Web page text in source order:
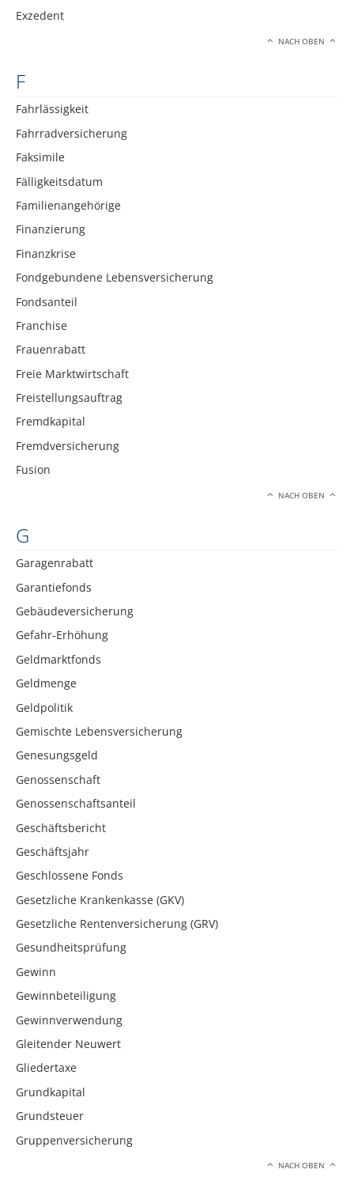
Exzedent
NACH OBEN
F
Fahrlässigkeit
Fahrradversicherung
Faksimile
Fälligkeitsdatum
Familienangehörige
Finanzierung
Finanzkrise
Fondgebundene Lebensversicherung
Fondsanteil
Franchise
Frauenrabatt
Freie Marktwirtschaft
Freistellungsauftrag
Fremdkapital
Fremdversicherung
Fusion
NACH OBEN
G
Garagenrabatt
Garantiefonds
Gebäudeversicherung
Gefahr-Erhöhung
Geldmarktfonds
Geldmenge
Geldpolitik
Gemischte Lebensversicherung
Genesungsgeld
Genossenschaft
Genossenschaftsanteil
Geschäftsbericht
Geschäftsjahr
Geschlossene Fonds
Gesetzliche Krankenkasse (GKV)
Gesetzliche Rentenversicherung (GRV)
Gesundheitsprüfung
Gewinn
Gewinnbeteiligung
Gewinnverwendung
Gleitender Neuwert
Gliedertaxe
Grundkapital
Grundsteuer
Gruppenversicherung
NACH OBEN